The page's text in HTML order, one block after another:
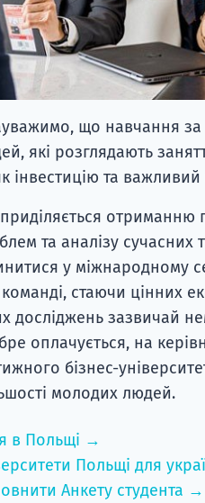
що навчання
які розглядають
інвестицію та
та аналізу
у міжнародному
стаючи цінних
досліджень зазвичай
оплачується, на
бізнес-
молодих людей.
в Польщі →
Польщі для
Анкету студента →